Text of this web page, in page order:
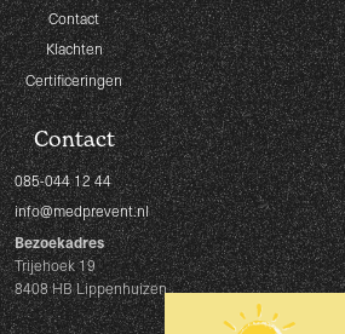
Contact
Klachten
Certificeringen
Contact
085-044 12 44
info@medprevent.nl
Bezoekadres
Trijehoek 19
8408 HB Lippenhuizen